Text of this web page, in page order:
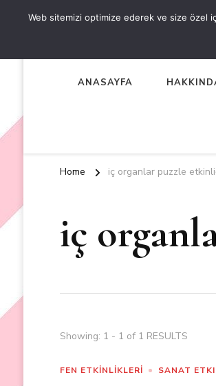
OKUL ÖNCESİ
ANASAYFA
Home iç organlar puzzle
iç
Showing: 1 - 1 of 1 RESULTS
FEN ETKİNLİKLERİ SANAT
Web sitemizi optimize ederek ve size özel